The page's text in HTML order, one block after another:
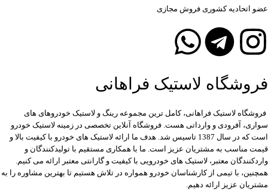
عضو اتحادیه کشوری فروش مجازی
فروشگاه لاستیک فراهانی
فروشگاه لاستیک فراهانی، کامل ترین مجموعه رینگ و لاستیک خودروهای های
سواری، آفرودی و وارداتی هست. فروشگاه آنلاین تخصصی در زمینه لاستیک خودرو
است که در سال 1387 تاسیس شد. هدف ما ارائه لاستیک های خودرو با کیفیت بالا و
قیمت مناسب به مشتریان عزیز است. ما با همکاری مستقیم با تولیدکنندگان و
واردکنندگان معتبر، لاستیک های خودرویی با کیفیت و گارانتی معتبر ارائه می کنیم.
همچنین، با تیمی از کارشناسان خودرو همواره در تلاش هستیم تا بهترین مشاوره را به
مشتریان عزیز ارائه دهیم.